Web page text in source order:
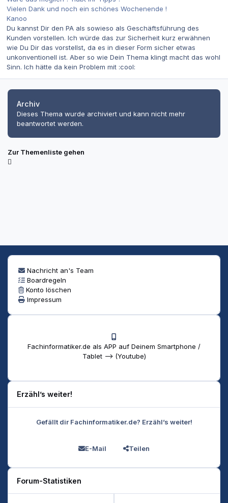
Vielen Dank und noch ein schönes Wochenende !
Kanoo
Du kannst Dir den PA als sowieso als Geschäftsführung des
Kunden vorstellen. Ich würde das zur Sicherheit kurz erwähnen
wie Du Dir das vorstellst, da es in dieser Form sicher etwas
unkonventionell ist. Aber so wie Dein Thema klingt macht das wohl
Sinn. Ich hätte da kein Problem mit :cool:
Archiv
Dieses Thema wurde archiviert und kann nicht mehr
beantwortet werden.
Zur Themenliste gehen
Nachricht an's Team
Boardregeln
Konto löschen
Impressum
Fachinformatiker.de als APP auf Deinem Smartphone /
Tablet --> (Youtube)
Erzähl’s weiter!
Gefällt dir Fachinformatiker.de? Erzähl’s weiter!
E-Mail Teilen
Forum-Statistiken